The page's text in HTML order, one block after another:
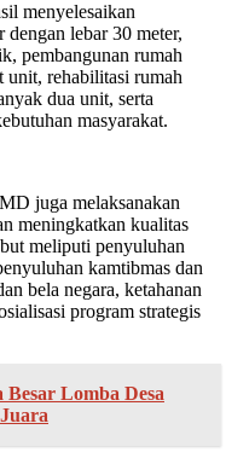
menyelesaikan
dengan lebar 30 meter,
pembangunan rumah
unit, rehabilitasi rumah
dua unit, serta
masyarakat.
juga melaksanakan
meningkatkan kualitas
meliputi penyuluhan
kamtibmas dan
bela negara, ketahanan
program strategis
Lomba Desa